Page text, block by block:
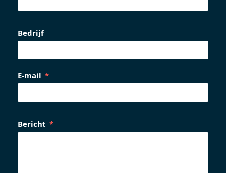
Bedrijf
E-mail
Bericht